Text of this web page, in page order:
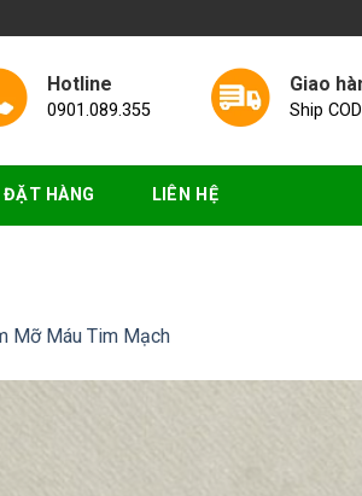
Hotline
0901.089.355
Giao
Ship
ĐẶT HÀNG LIÊN HỆ
Mỡ Máu Tim Mạch